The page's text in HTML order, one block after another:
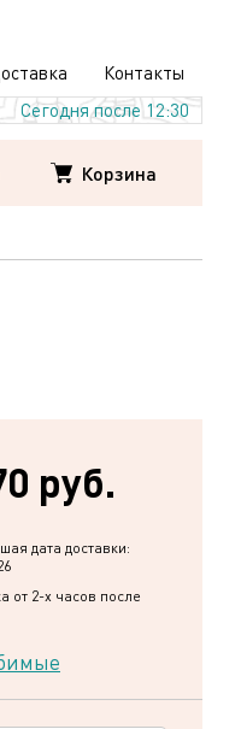
Контакты
Сегодня после 12:30
Корзина
руб.
дата доставки:
от 2-х часов после